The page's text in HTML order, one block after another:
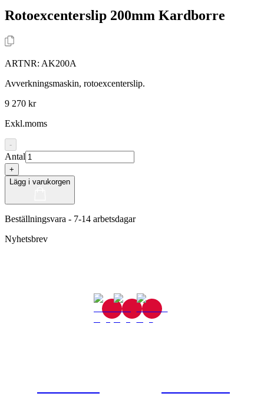
Rotoexcenterslip 200mm Kardborre
ARTNR: AK200A
Avverkningsmaskin, rotoexcenterslip.
9 270 kr
Exkl.moms
-
Antal
+
Lägg i varukorgen
Beställningsvara - 7-14 arbetsdagar
Nyhetsbrev